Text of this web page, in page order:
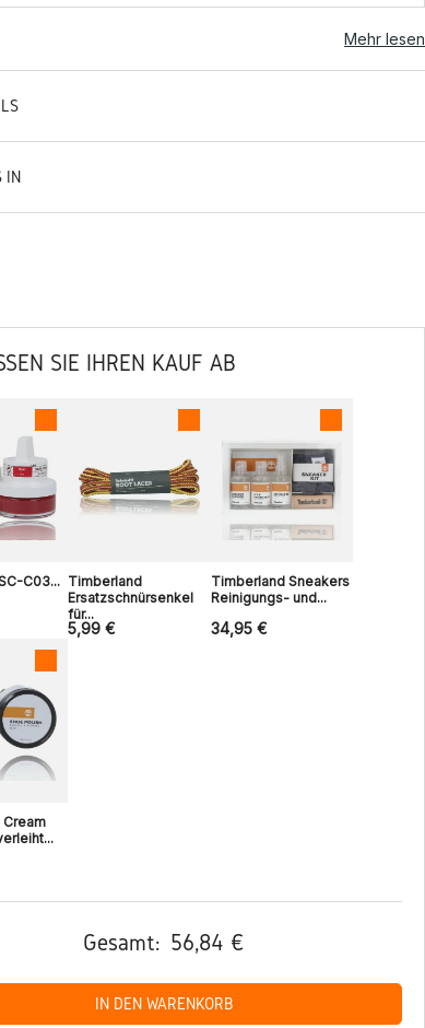
Mehr lesen
IN
SIE IHREN KAUF AB
C03... Timberland
Ersatzschnürsenkel
für...
5,99 €
Timberland Sneakers
Reinigungs- und...
34,95 €
Gesamt: 56,84 €
IN DEN WARENKORB